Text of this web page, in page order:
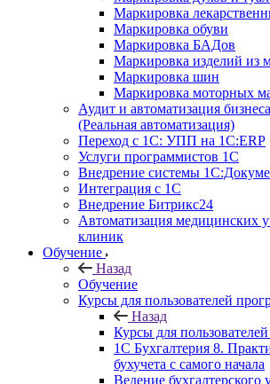
Маркировка
Маркировка обуви
Маркировка БАДов
Маркировка изделий из
Маркировка шин
Маркировка моторных
Аудит и автоматизация
(Реальная автоматизация)
Переход с 1С: УПП на 1С:ERP
Услуги программистов 1С
Внедрение системы
Интеграция с 1С
Внедрение Битрикс24
Автоматизация медицинских
клиник
Обучение
Назад
Обучение
Курсы для пользователей
Назад
Курсы для
1С Бухгалтерия 8.
бухучета с самого начала
Ведение бухгалтерского